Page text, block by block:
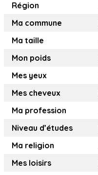
Région
Ma commune
Ma taille
Mon poids
Mes yeux
Mes cheveux
Ma profession
Niveau d’études
Ma religion
Mes loisirs